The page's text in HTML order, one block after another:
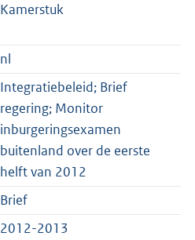
Kamerstuk
nl
Integratiebeleid; Brief
regering; Monitor
inburgeringsexamen
buitenland over de eerste
helft van 2012
Brief
2012-2013